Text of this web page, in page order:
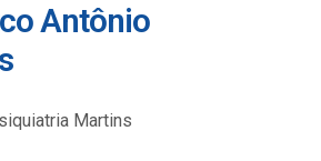
Antônio
Martins